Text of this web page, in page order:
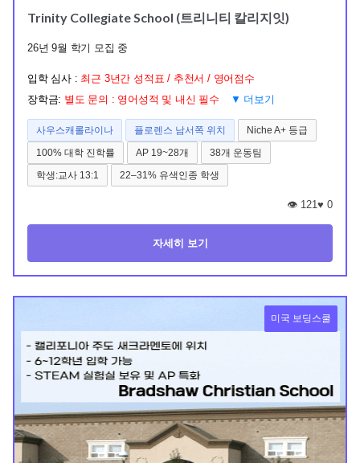
Trinity Collegiate School (트리니티 칼리지잇)
26년 9월 학기 모집 중
입학 심사 : 최근 3년간 성적표 / 추천서 / 영어점수
장학금: 별도 문의 : 영어성적 및 내신 필수 ▼ 더보기
사우스캐롤라이나 플로렌스 남서쪽 위치
Niche A+ 등급
100% 대학 진학률
AP 19~28개
38개 운동팀
학생:교사 13:1
22–31% 유색인종 학생
👁️ 121♥ 0
자세히 보기
미국 보딩스쿨